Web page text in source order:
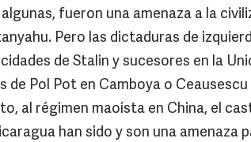
fueron una amenaza a la
Pero las dictaduras de
de Stalin y sucesores en la
de Pol Pot en Camboya o Ceausescu
al régimen maoísta en China, el
han sido y son una amenaza